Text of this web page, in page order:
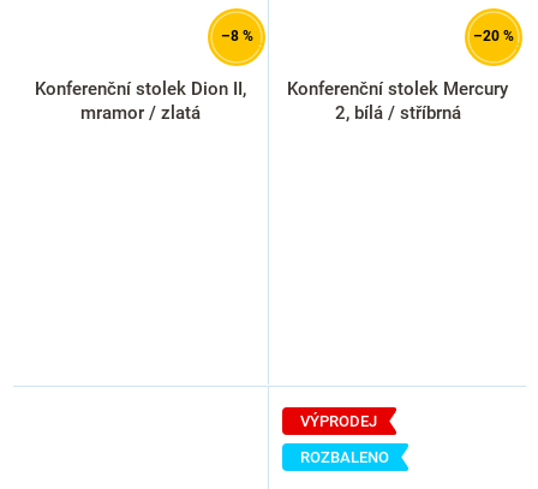
–8 %
Konferenční stolek Dion II,
mramor / zlatá
–20 %
Konferenční stolek Mercury
2, bílá / stříbrná
VÝPRODEJ
ROZBALENO